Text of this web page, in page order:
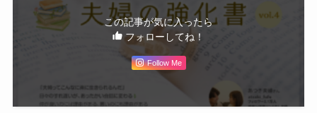
この記事が気に入ったら
フォローしてね！
Follow Me